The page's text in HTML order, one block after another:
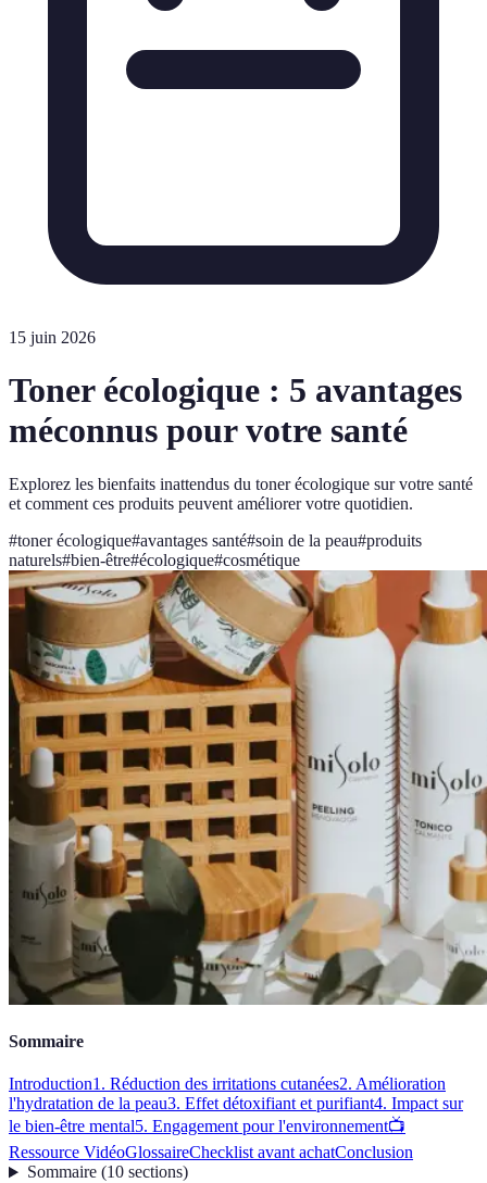
15 juin 2026
Toner écologique : 5 avantages
méconnus pour votre santé
Explorez les bienfaits inattendus du toner écologique sur votre santé
et comment ces produits peuvent améliorer votre quotidien.
#toner écologique#avantages santé#soin de la peau#produits
naturels#bien-être#écologique#cosmétique
Sommaire
Introduction1. Réduction des irritations cutanées2. Amélioration
l'hydratation de la peau3. Effet détoxifiant et purifiant4. Impact sur
le bien-être mental5. Engagement pour l'environnement📺
Ressource VidéoGlossaireChecklist avant achatConclusion
Sommaire(10 sections)